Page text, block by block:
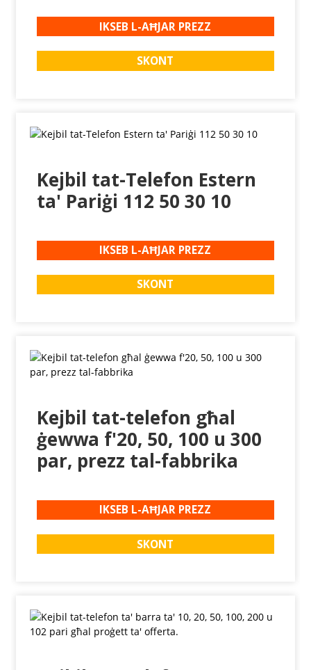
IKSEB L-AĦJAR PREZZ
SKONT
Kejbil tat-Telefon Estern
ta' Pariġi 112 50 30 10
IKSEB L-AĦJAR PREZZ
SKONT
Kejbil tat-telefon għal
ġewwa f'20, 50, 100 u 300
par, prezz tal-fabbrika
IKSEB L-AĦJAR PREZZ
SKONT